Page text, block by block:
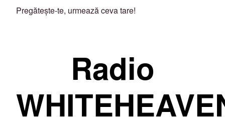
Pregătește-te, urmează ceva tare!
Radio